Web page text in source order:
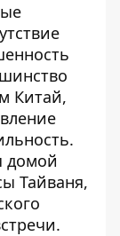
Китай,
домой
Тайваня,